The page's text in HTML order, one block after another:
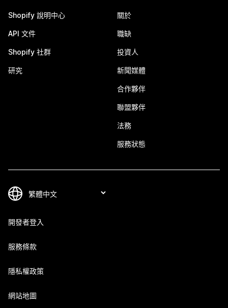
Shopify 說明中心
API 文件
Shopify 社群
研究
關於
職缺
投資人
新聞媒體
合作夥伴
聯盟夥伴
法務
服務狀態
開發者登入
服務條款
隱私權政策
網站地圖